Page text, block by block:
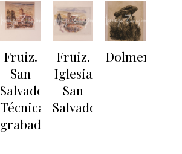
Fruiz.
San
Salvador.
Técnica
grabado
Fruiz.
Iglesia
San
Salvador
Dolmen